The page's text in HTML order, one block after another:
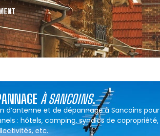
À SANCOINS.
d’antenne et de dépannage à Sancoins pour
: hôtels, camping, syndics de copropriété,
etc.